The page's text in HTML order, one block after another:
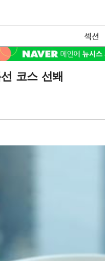
섹션
코스 선봬